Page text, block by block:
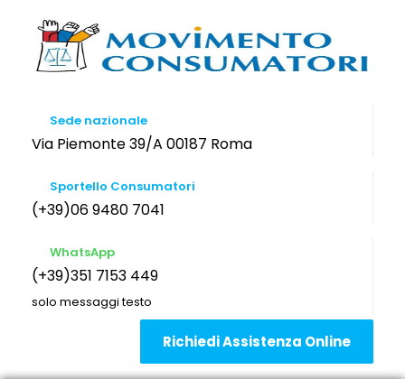
Sede nazionale
Via Piemonte 39/A 00187 Roma
Sportello Consumatori
(+39)06 9480 7041
WhatsApp
(+39)351 7153 449
solo messaggi testo
Richiedi Assistenza Online